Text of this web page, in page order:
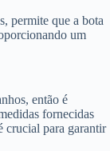
permite que a bota
um
então é
fornecidas
crucial para garantir